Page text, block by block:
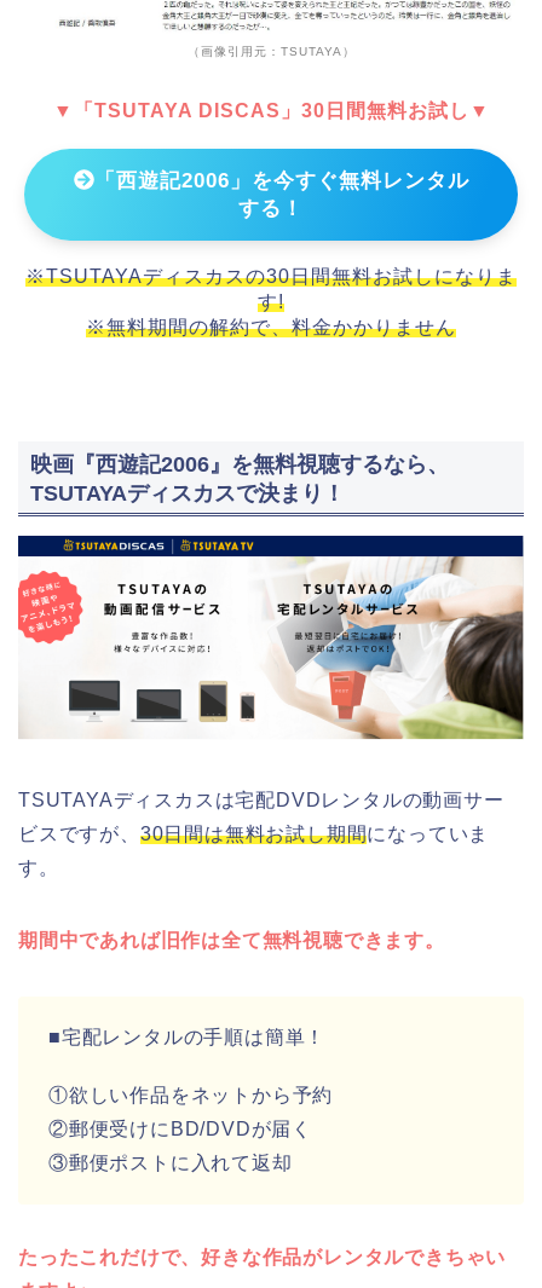
（画像引用元：TSUTAYA）
▼「TSUTAYA DISCAS」30日間無料お試し▼
「西遊記2006」を今すぐ無料レンタル
する！
※TSUTAYAディスカスの30日間無料お試しになりま
す!
※無料期間の解約で、料金かかりません
映画『西遊記2006』を無料視聴するなら、
TSUTAYAディスカスで決まり！
TSUTAYAディスカスは宅配DVDレンタルの動画サー
ビスですが、 30日間は無料お試し期間になっていま
す。
期間中であれば旧作は全て無料視聴できます。
■宅配レンタルの手順は簡単！
①欲しい作品をネットから予約
②郵便受けにBD/DVDが届く
③郵便ポストに入れて返却
たったこれだけで、好きな作品がレンタルできちゃい